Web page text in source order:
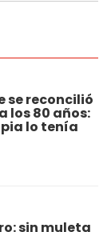
se reconcilió
los 80 años:
lo tenía
sin muleta